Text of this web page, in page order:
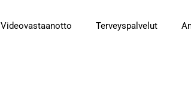
Videovastaanotto Terveyspalvelut